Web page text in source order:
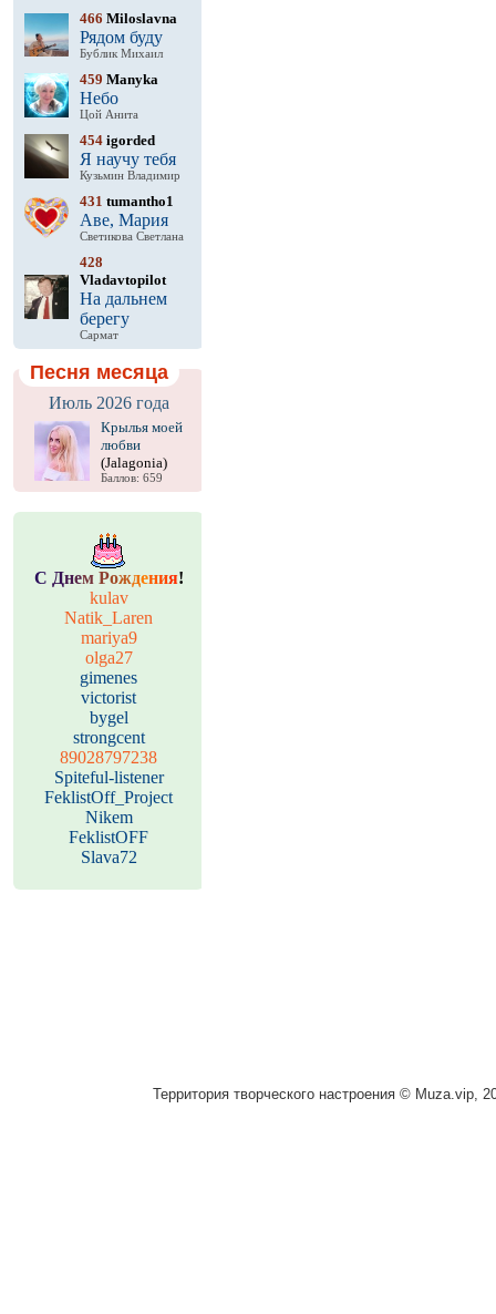
466 Miloslavna
Рядом буду
Бублик Михаил
459 Manyka
Небо
Цой Анита
454 igorded
Я научу тебя
Кузьмин Владимир
431 tumantho1
Аве, Мария
Светикова Светлана
428
Vladavtopilot
На дальнем
берегу
Сармат
Песня месяца
Июль 2026 года
Крылья моей
любви
(Jalagonia)
Баллов: 659
С Днем Рождения!
kulav
Natik_Laren
mariya9
olga27
gimenes
victorist
bygel
strongcent
89028797238
Spiteful-listener
FeklistOff_Project
Nikem
FeklistOFF
Slava72
Территория творческого настроения © Muza.vip,